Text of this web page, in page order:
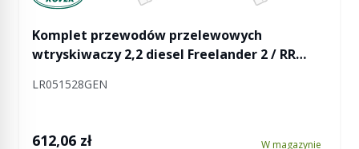
Komplet przewodów przelewowych
wtryskiwaczy 2,2 diesel Freelander 2 / RR
LR051528GEN
612,06 zł W magazynie